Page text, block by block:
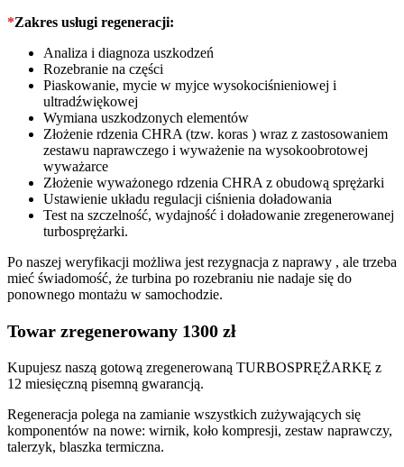
*Zakres usługi regeneracji:
Analiza i diagnoza uszkodzeń
Rozebranie na części
Piaskowanie, mycie w myjce wysokociśnieniowej i
ultradźwiękowej
Wymiana uszkodzonych elementów
Złożenie rdzenia CHRA (tzw. koras ) wraz z zastosowaniem
zestawu naprawczego i wyważenie na wysokoobrotowej
wyważarce
Złożenie wyważonego rdzenia CHRA z obudową sprężarki
Ustawienie układu regulacji ciśnienia doładowania
Test na szczelność, wydajność i doładowanie zregenerowanej
turbosprężarki.
Po naszej weryfikacji możliwa jest rezygnacja z naprawy , ale trzeba
mieć świadomość, że turbina po rozebraniu nie nadaje się do
ponownego montażu w samochodzie.
Towar zregenerowany 1300 zł
Kupujesz naszą gotową zregenerowaną TURBOSPRĘŻARKĘ z
12 miesięczną pisemną gwarancją.
Regeneracja polega na zamianie wszystkich zużywających się
komponentów na nowe: wirnik, koło kompresji, zestaw naprawczy,
talerzyk, blaszka termiczna.